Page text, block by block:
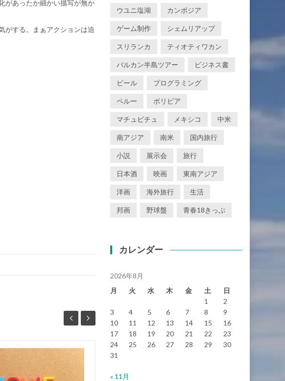
があったか細かい描写が無か
がする。まぁアクションは迫
ウユニ塩湖 カンボジア
ゲーム制作 シェムリアップ
スリランカ ティオティワカン
バルカン半島ツアー ビジネス書
ビール プログラミング
ペルー ボリビア
マチュピチュ メキシコ 中米
南アジア 南米 国内旅行
小説 展示会 旅行
日本酒 映画 東南アジア
洋画 海外旅行 生活
邦画 野球盤 青春18きっぷ
カレンダー
2026年8月
月
火 水 木 金 土
日
1
2
3
4 5 6 7 8
9
10
11 12 13 14 15
16
17
18 19 20 21 22
23
24
25 26 27 28 29
30
31
« 11月